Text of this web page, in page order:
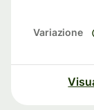
Variazione